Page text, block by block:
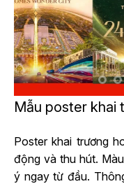
Mẫu poster khai
Poster khai trương
động và thu hút.
ý ngay từ đầu.